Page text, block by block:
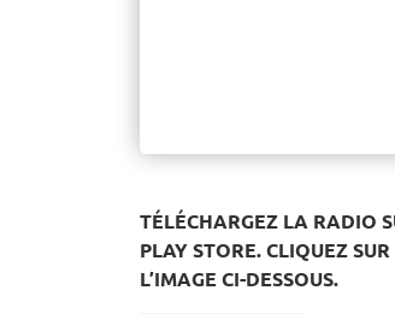
TÉLÉCHARGEZ LA RADIO
PLAY STORE. CLIQUEZ SUR
L’IMAGE CI-DESSOUS.